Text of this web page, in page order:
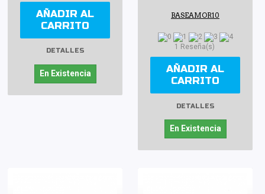
AÑADIR AL
CARRITO
DETALLES
En Existencia
BASEAMOR10
1 Reseña(s)
AÑADIR AL
CARRITO
DETALLES
En Existencia